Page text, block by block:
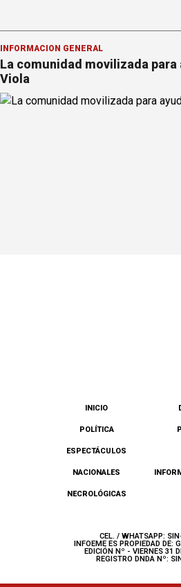
INFORMACION GENERAL
La comunidad movilizada para
Viola
INICIO
POLÍTICA
ESPECTÁCULOS
NACIONALES
NECROLÓGICAS
CEL. / WHATSAPP:
INFOEME ES PROPIEDAD DE:
EDICIÓN Nº - VIERNES 31
REGISTRO DNDA Nº: